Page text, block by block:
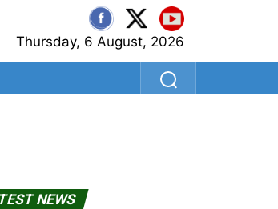
Thursday, 6 August, 2026
NEWS